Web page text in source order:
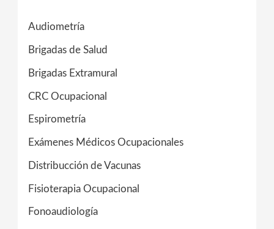
Audiometría
Brigadas de Salud
Brigadas Extramural
CRC Ocupacional
Espirometría
Exámenes Médicos Ocupacionales
Distribucción de Vacunas
Fisioterapia Ocupacional
Fonoaudiología